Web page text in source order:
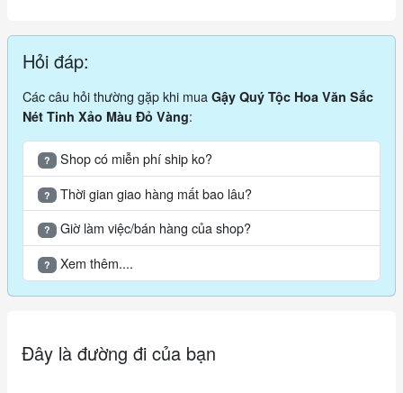
Hỏi đáp:
Các câu hỏi thường gặp khi mua Gậy Quý Tộc Hoa Văn Sắc
Nét Tinh Xảo Màu Đỏ Vàng:
? Shop có miễn phí ship ko?
? Thời gian giao hàng mất bao lâu?
? Giờ làm việc/bán hàng của shop?
? Xem thêm....
Đây là đường đi của bạn